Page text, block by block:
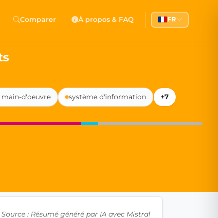
government transparency, and citizen
Comparer À propos & FAQ FR
d'oeuvre système d'information
+7
Source : Résumé généré par IA avec Mistral